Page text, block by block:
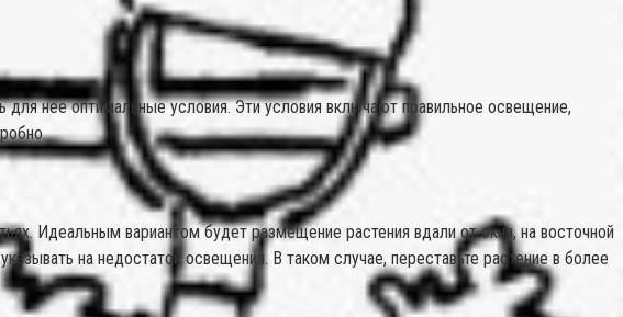
нее оптимальные условия. Эти условия включают правильное освещение,
Идеальным вариантом будет размещение растения вдали от окна, на восточной
на недостаток освещения. В таком случае, переставьте растение в более